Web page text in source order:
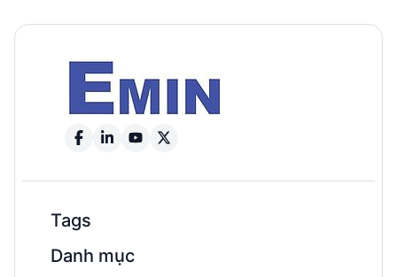
FLUKE, HIOKI, và UNI-T cung cấp nhiều lựa chọn từ cơ
cầu sử dụng.
Tags
Danh mục